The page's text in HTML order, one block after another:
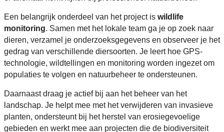
Een belangrijk onderdeel van het project is wildlife
monitoring. Samen met het lokale team ga je op zoek naar
dieren, verzamel je onderzoeksgegevens en observeer je het
gedrag van verschillende diersoorten. Je leert hoe GPS-
technologie, wildtellingen en monitoring worden ingezet om
populaties te volgen en natuurbeheer te ondersteunen.
Daarnaast draag je actief bij aan het beheer van het
landschap. Je helpt mee met het verwijderen van invasieve
planten, ondersteunt bij het herstel van erosiegevoelige
gebieden en werkt mee aan projecten die de biodiversiteit